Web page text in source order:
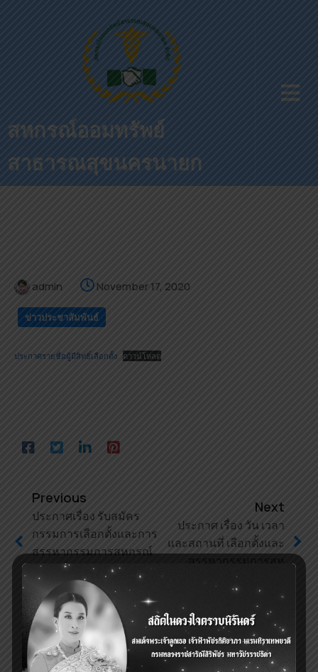
สหกรณ์ออมทรัพย์
สาธารณสุขนครนายก
admin November 17, 2020
ข่าวประชาสัมพันธ์
ประกาศรายชื่อผู้มีสิทธิ์เลือกตั้ง ดาวน์โหลด
Previous
ประกาศเรื่อง รับสมัคร
กรรมการเลือกตั้งและการ
สรรหากรรมการสหกรณ์
ออมทรัพย์สาธารณสุข
นครนายก จำกัด (กกต.)
Next
ประกาศ เรื่อง วัน เวลา
และสถานที่ เลือกตั้งและ
สรรหากรรมการสห